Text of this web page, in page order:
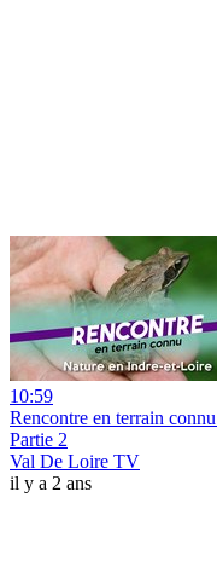
10:59
Rencontre en terrain
Partie 2
Val De Loire TV
il y a 2 ans